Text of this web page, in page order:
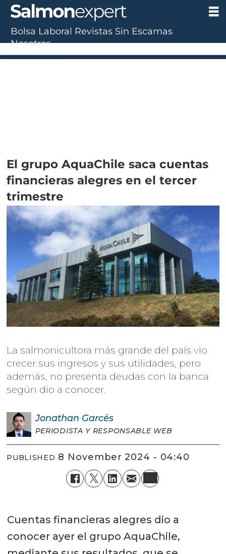
El grupo AquaChile saca cuentas
financieras alegres en el tercer
trimestre
La salmonicultora más grande del país vio
crecer sus ingresos y sus utilidades, pero
además, no presenta deudas con la banca
según dio a conocer.
Jonathan Garcés
PERIODISTA Y RESPONSABLE WEB
PUBLISHED 8 November 2024 - 04:40
Cuentas financieras alegres dio a
conocer ayer el grupo AquaChile,
Bolsa Laboral Revistas Sin Escamas
Nosotros